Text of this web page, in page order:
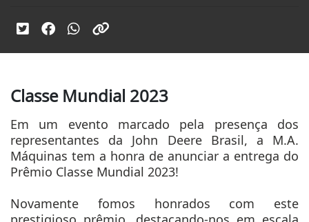
Classe Mundial 2023
Em um evento marcado pela presença dos
representantes da John Deere Brasil, a M.A.
Máquinas tem a honra de anunciar a entrega do
Prêmio Classe Mundial 2023!
Novamente fomos honrados com este